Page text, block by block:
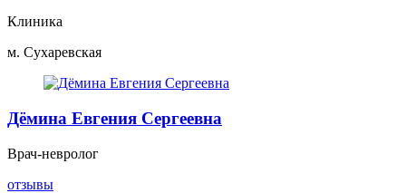
Клиника
м. Сухаревская
Дёмина Евгения Сергеевна
Врач-невролог
отзывы